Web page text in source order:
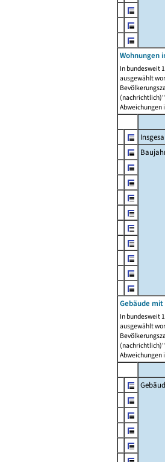
Wohnungen
In bundesweit
ausgewählt
Abweichungen
Gebäude mit
In bundesweit
ausgewählt
Abweichungen